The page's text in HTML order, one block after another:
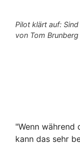
Pilot klärt auf:
von Tom
"Wenn während
kann das sehr